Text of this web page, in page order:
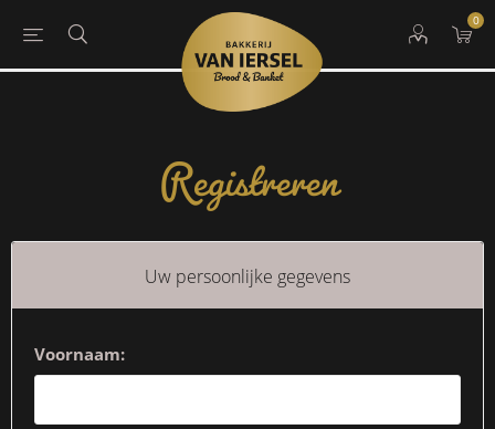
0
Registreren
Uw persoonlijke gegevens
Voornaam: